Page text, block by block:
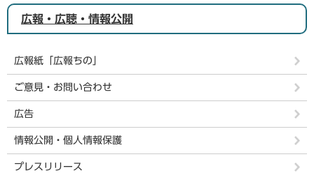
広報・広聴・情報公開
広報紙「広報ちの」
ご意見・お問い合わせ
広告
情報公開・個人情報保護
プレスリリース